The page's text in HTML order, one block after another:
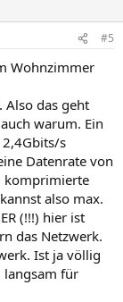
#5
Wohnzimmer
Also das geht
warum. Ein
s
Datenrate von
komprimierte
also max.
(!!!) hier ist
das Netzwerk.
Ist ja völlig
langsam für